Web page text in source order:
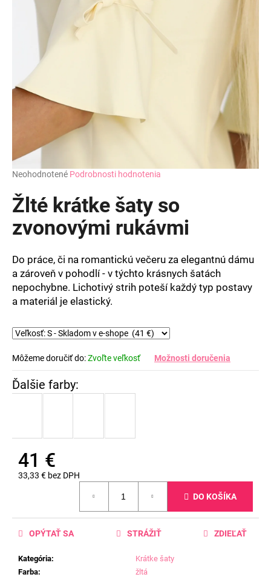
Priemerné
produktu
je
z
hviezdičiek.
Neohodnotené Podrobnosti hodnotenia
Žlté krátke šaty so
zvonovými rukávmi
Do práce, či na romantickú večeru za elegantnú dámu
a zároveň v pohodlí - v týchto krásnych šatách
nepochybne. Lichotivý strih poteší každý typ postavy
a materiál je elastický.
Môžeme doručiť do:Zvoľte veľkosť Možnosti doručenia
41 €
33,33 € bez DPH
DO KOŠÍKA
Kategória:
Krátke šaty
Farba:
žltá
OPÝTAŤ SA STRÁŽIŤ ZDIEĽAŤ